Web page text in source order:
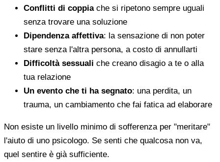
Conflitti di coppiache si ripetono sempre uguali
senza trovare una soluzione
Dipendenza affettiva: la sensazione di non poter
stare senza l'altra persona, a costo di annullarti
Difficoltà sessuali che creano disagio a te o alla
tua relazione
Un evento che ti ha segnato: una perdita, un
trauma, un cambiamento che fai fatica ad elaborare
Non esiste un livello minimo di sofferenza per "meritare"
l'aiuto di uno psicologo. Se senti che qualcosa non va,
quel sentire è già sufficiente.